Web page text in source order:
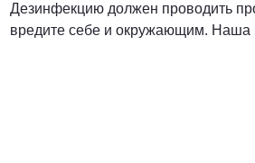
Дезинфекцию должен проводить
вредите себе и окружающим. Наша